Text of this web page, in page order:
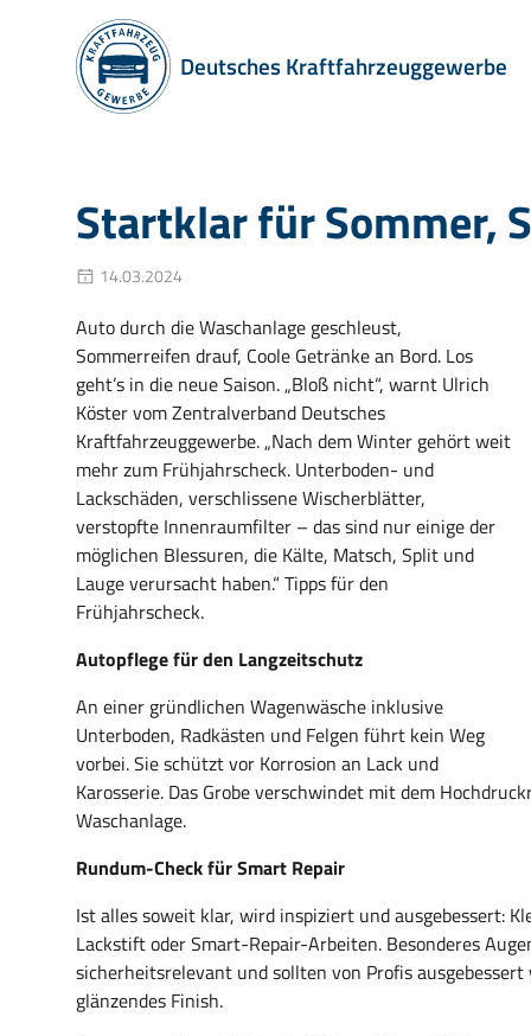
Deutsches Kraftfahrzeuggewerbe
Startklar für Sommer,
14.03.2024
Auto durch die Waschanlage geschleust,
Sommerreifen drauf, Coole Getränke an Bord. Los
geht’s in die neue Saison. „Bloß nicht“, warnt Ulrich
Köster vom Zentralverband Deutsches
Kraftfahrzeuggewerbe. „Nach dem Winter gehört weit
mehr zum Frühjahrscheck. Unterboden- und
Lackschäden, verschlissene Wischerblätter,
verstopfte Innenraumfilter – das sind nur einige der
möglichen Blessuren, die Kälte, Matsch, Split und
Lauge verursacht haben.“ Tipps für den
Frühjahrscheck.
Autopflege für den Langzeitschutz
An einer gründlichen Wagenwäsche inklusive
Unterboden, Radkästen und Felgen führt kein Weg
vorbei. Sie schützt vor Korrosion an Lack und
Karosserie. Das Grobe verschwindet mit dem
Waschanlage.
Rundum-Check für Smart Repair
Ist alles soweit klar, wird inspiziert und ausgebessert:
Lackstift oder Smart-Repair-Arbeiten. Besonderes
sicherheitsrelevant und sollten von Profis
glänzendes Finish.